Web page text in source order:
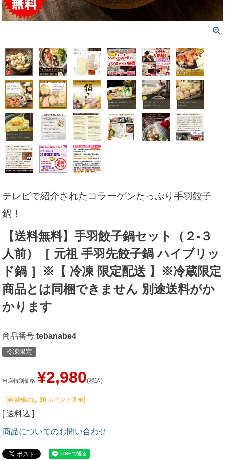
テレビで紹介されたコラーゲンたっぷり手羽餃子
鍋！
【送料無料】手羽餃子鍋セット（２-３
人前）［ 元祖 手羽先餃子鍋 ハイブリッ
ド鍋 ］※【 冷凍 限定配送 】※冷蔵限定
商品とは同梱できません 別途送料がか
かります
商品番号 tebanabe4
冷凍限定
当店特別価格 ¥2,980 税込
[会員様には 30 ポイント進呈]
送料込
商品についてのお問い合わせ